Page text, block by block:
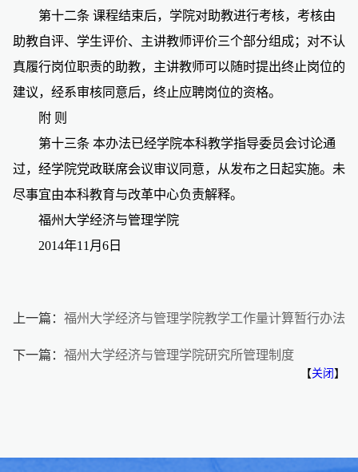
第十二条 课程结束后，学院对助教进行考核，考核由
助教自评、学生评价、主讲教师评价三个部分组成；对不认
真履行岗位职责的助教，主讲教师可以随时提出终止岗位的
建议，经系审核同意后，终止应聘岗位的资格。
附 则
第十三条 本办法已经学院本科教学指导委员会讨论通
过，经学院党政联席会议审议同意，从发布之日起实施。未
尽事宜由本科教育与改革中心负责解释。
福州大学经济与管理学院
2014年11月6日
上一篇： 福州大学经济与管理学院教学工作量计算暂行办法
下一篇： 福州大学经济与管理学院研究所管理制度
【关闭】